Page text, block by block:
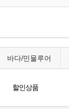
바다/민물루어
할인상품